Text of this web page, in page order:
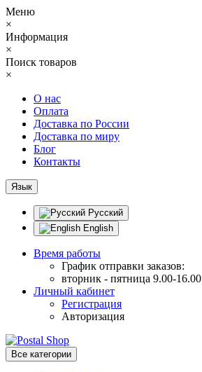
Меню
×
Информация
×
Поиск товаров
×
О нас
Оплата
Доставка по России
Доставка по миру
Блог
Контакты
Язык
Русский
English
Время работы
График отправки заказов:
вторник - пятница 9.00-16.00
Личный кабинет
Регистрация
Авторизация
Все категории